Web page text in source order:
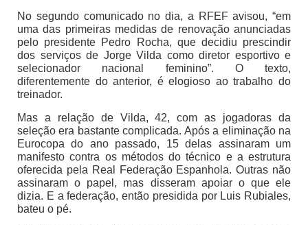
No segundo comunicado no dia, a RFEF avisou, “em
uma das primeiras medidas de renovação anunciadas
pelo presidente Pedro Rocha, que decidiu prescindir
dos serviços de Jorge Vilda como diretor esportivo e
selecionador nacional feminino”. O texto,
diferentemente do anterior, é elogioso ao trabalho do
treinador.
Mas a relação de Vilda, 42, com as jogadoras da
seleção era bastante complicada. Após a eliminação na
Eurocopa do ano passado, 15 delas assinaram um
manifesto contra os métodos do técnico e a estrutura
oferecida pela Real Federação Espanhola. Outras não
assinaram o papel, mas disseram apoiar o que ele
dizia. E a federação, então presidida por Luis Rubiales,
bateu o pé.